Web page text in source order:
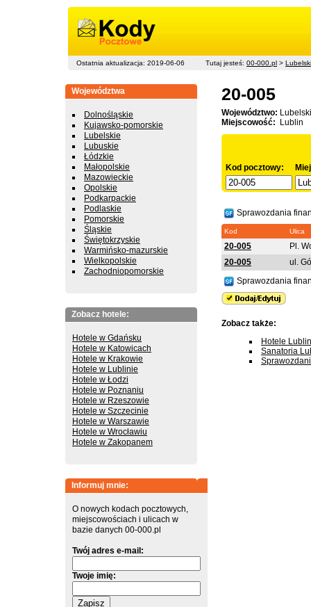
Ostatnia aktualizacja: 2019-06-06 Tutaj jesteś: 00-000.pl >
Województwa
Dolnośląskie
Kujawsko-pomorskie
Lubelskie
Lubuskie
Łódzkie
Małopolskie
Mazowieckie
Opolskie
Podkarpackie
Podlaskie
Pomorskie
Śląskie
Świętokrzyskie
Warmińsko-mazurskie
Wielkopolskie
Zachodniopomorskie
Zobacz hotele:
Hotele w Gdańsku
Hotele w Katowicach
Hotele w Krakowie
Hotele w Lublinie
Hotele w Łodzi
Hotele w Poznaniu
Hotele w Rzeszowie
Hotele w Szczecinie
Hotele w Warszawie
Hotele w Wrocławiu
Hotele w Zakopanem
Informuj mnie:
O nowych kodach pocztowych,
miejscowościach i ulicach w
bazie danych 00-000.pl
Twój adres e-mail:
Twoje imię:
20-005
Województwo:
Miejscowość:
Lublin
Kod pocztowy:
Sprawozdania
Kod Ulica
20-005
Pl.
20-005
ul.
Sprawozdania
Zobacz także:
Hotele Lublin
Sanatoria